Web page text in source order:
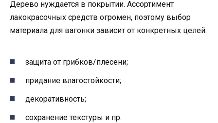
Дерево нуждается в покрытии. Ассортимент
лакокрасочных средств огромен, поэтому выбор
материала для вагонки зависит от конкретных целей:
защита от грибков/плесени;
придание влагостойкости;
декоративность;
сохранение текстуры и пр.